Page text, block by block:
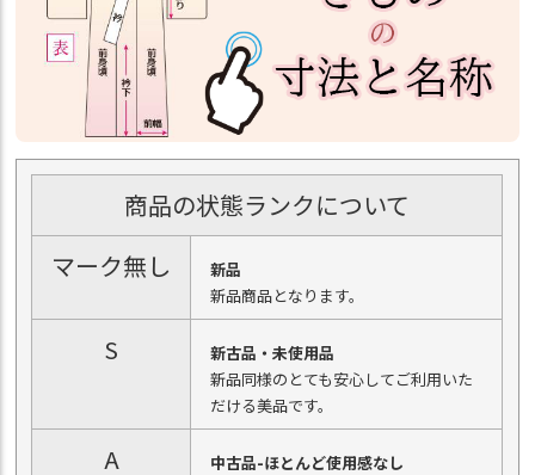
商品の状態ランクについて
マーク無し
新品
新品商品となります。
S
新古品・未使用品
新品同様のとても安心してご利用いた
だける美品です。
A 中古品-ほとんど使用感なし